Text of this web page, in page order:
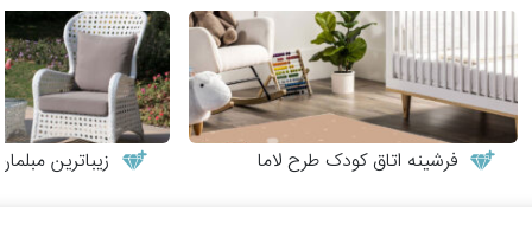
فرشینه اتاق کودک طرح لاما زیباترین